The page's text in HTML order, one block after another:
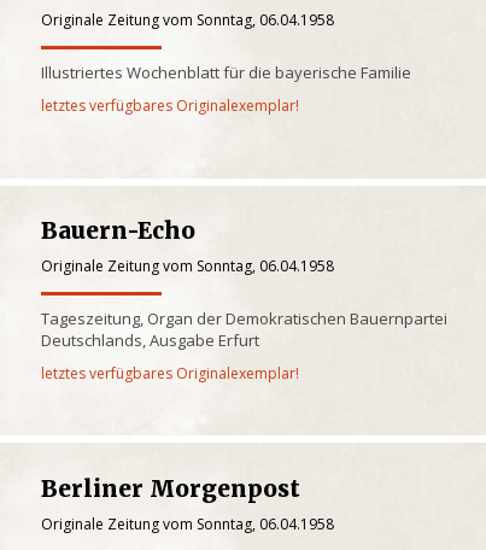
Originale Zeitung vom Sonntag, 06.04.1958
Illustriertes Wochenblatt für die bayerische Familie
letztes verfügbares Originalexemplar!
Bauern-Echo
Originale Zeitung vom Sonntag, 06.04.1958
Tageszeitung, Organ der Demokratischen Bauernpartei
Deutschlands, Ausgabe Erfurt
letztes verfügbares Originalexemplar!
Berliner Morgenpost
Originale Zeitung vom Sonntag, 06.04.1958